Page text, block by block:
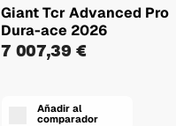
Giant Tcr Advanced Pro
Dura-ace 2026
7 007,39 €
Añadir al
comparador